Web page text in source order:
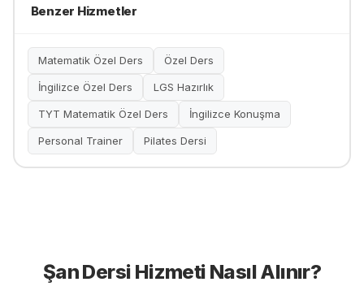
Benzer Hizmetler
Matematik Özel Ders Özel Ders
İngilizce Özel Ders LGS Hazırlık
TYT Matematik Özel Ders İngilizce Konuşma
Personal Trainer Pilates Dersi
Şan Dersi Hizmeti Nasıl Alınır?